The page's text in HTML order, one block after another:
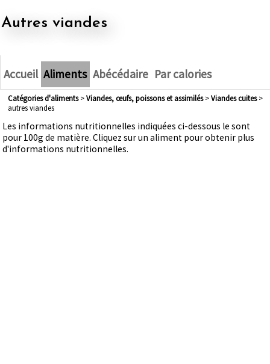
autres viandes
Accueil Aliments Abécédaire Par calories
Catégories d'aliments> viandes, œufs, poissons et assimilés> viandes cuites>
autres viandes
Les informations nutritionnelles indiquées ci-dessous le sont
pour 100g de matière. Cliquez sur un aliment pour obtenir plus
d'informations nutritionnelles.